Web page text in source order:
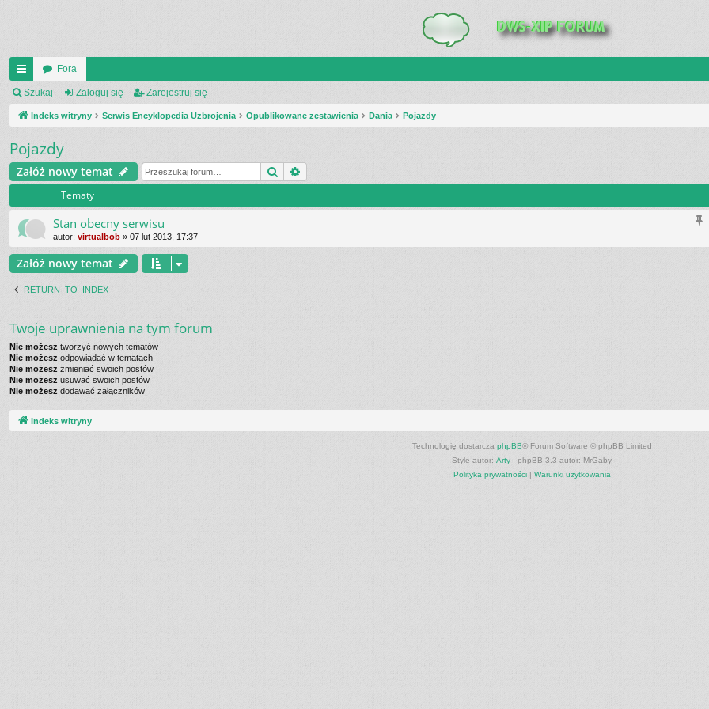
UI
C
_L
IN
K
S
Fora
Szukaj Zaloguj się Zarejestruj się
Indeks witryny Serwis Encyklopedia Uzbrojenia Opublikowane zestawienia Dania Pojazdy
Pojazdy
Załóż nowy temat Szukaj
Tematy
Stan obecny serwisu
autor: virtualbob » 07 lut 2013, 17:37
Załóż nowy temat
RETURN_TO_INDEX
Twoje uprawnienia na tym forum
Nie możesz tworzyć nowych tematów
Nie możesz odpowiadać w tematach
Nie możesz zmieniać swoich postów
Nie możesz usuwać swoich postów
Nie możesz dodawać załączników
Indeks witryny
Technologię dostarcza phpBB® Forum Software © phpBB Limited
Style autor: Arty - phpBB 3.3 autor: MrGaby
Polityka prywatności| Warunki użytkowania